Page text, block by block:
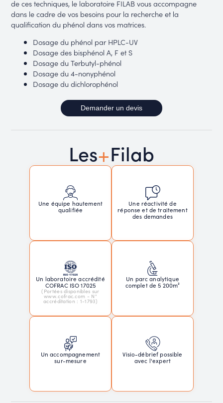
de ces techniques, le laboratoire FILAB vous accompagne
dans le cadre de vos besoins pour la recherche et la
qualification du phénol dans vos matrices.
Dosage du phénol par HPLC-UV
Dosage des bisphénol A, F et S
Dosage du Terbutyl-phénol
Dosage du 4-nonyphénol
Dosage du dichlorophénol
Demander un devis
Les+Filab
Une équipe hautement
qualifiée
Une réactivité de
réponse et de traitement
des demandes
Un laboratoire accrédité
COFRAC ISO 17025
(Portées disponibles sur
www.cofrac.com - N°
accréditation : 1-1793)
Un parc analytique
complet de 5 200m²
Un accompagnement
sur-mesure
Visio-débrief possible
avec l'expert